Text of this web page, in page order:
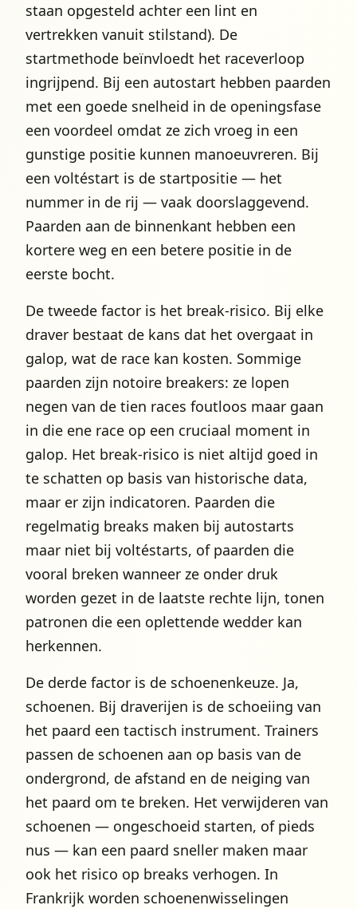
staan opgesteld achter een lint en
vertrekken vanuit stilstand). De
startmethode beïnvloedt het raceverloop
ingrijpend. Bij een autostart hebben paarden
met een goede snelheid in de openingsfase
een voordeel omdat ze zich vroeg in een
gunstige positie kunnen manoeuvreren. Bij
een voltéstart is de startpositie — het
nummer in de rij — vaak doorslaggevend.
Paarden aan de binnenkant hebben een
kortere weg en een betere positie in de
eerste bocht.
De tweede factor is het break-risico. Bij elke
draver bestaat de kans dat het overgaat in
galop, wat de race kan kosten. Sommige
paarden zijn notoire breakers: ze lopen
negen van de tien races foutloos maar gaan
in die ene race op een cruciaal moment in
galop. Het break-risico is niet altijd goed in
te schatten op basis van historische data,
maar er zijn indicatoren. Paarden die
regelmatig breaks maken bij autostarts
maar niet bij voltéstarts, of paarden die
vooral breken wanneer ze onder druk
worden gezet in de laatste rechte lijn, tonen
patronen die een oplettende wedder kan
herkennen.
De derde factor is de schoenenkeuze. Ja,
schoenen. Bij draverijen is de schoeiing van
het paard een tactisch instrument. Trainers
passen de schoenen aan op basis van de
ondergrond, de afstand en de neiging van
het paard om te breken. Het verwijderen van
schoenen — ongeschoeid starten, of pieds
nus — kan een paard sneller maken maar
ook het risico op breaks verhogen. In
Frankrijk worden schoenenwisselingen